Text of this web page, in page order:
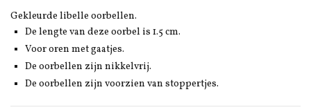
Gekleurde libelle oorbellen.
De lengte van deze oorbel is 1.5 cm.
Voor oren met gaatjes.
De oorbellen zijn nikkelvrij.
De oorbellen zijn voorzien van stoppertjes.